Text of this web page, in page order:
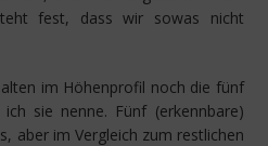
fest, dass wir sowas nicht
im Höhenprofil noch die fünf
sie nenne. Fünf (erkennbare)
aber im Vergleich zum restlichen